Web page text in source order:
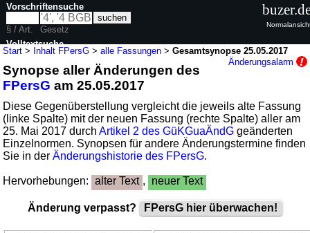
Start > Inhalt FPersG >alle Fassungen >Gesamtsynopse 25.05.2017
Änderungsalarm
Synopse aller Änderungen des
FPersG am 25.05.2017
Diese Gegenüberstellung vergleicht die jeweils alte Fassung
(linke Spalte) mit der neuen Fassung (rechte Spalte) aller am
25. Mai 2017 durchArtikel 2 des GüKGuaÄndG geänderten
Einzelnormen. Synopsen für andere Änderungstermine finden
Sie in derÄnderungshistorie des FPersG.
Hervorhebungen: alter Text , neuer Text
Änderung verpasst? FPersG hier überwachen!
Vorschriftensuche
§ / Art.
Gesetz
Volltextsuche
nur in FPersG